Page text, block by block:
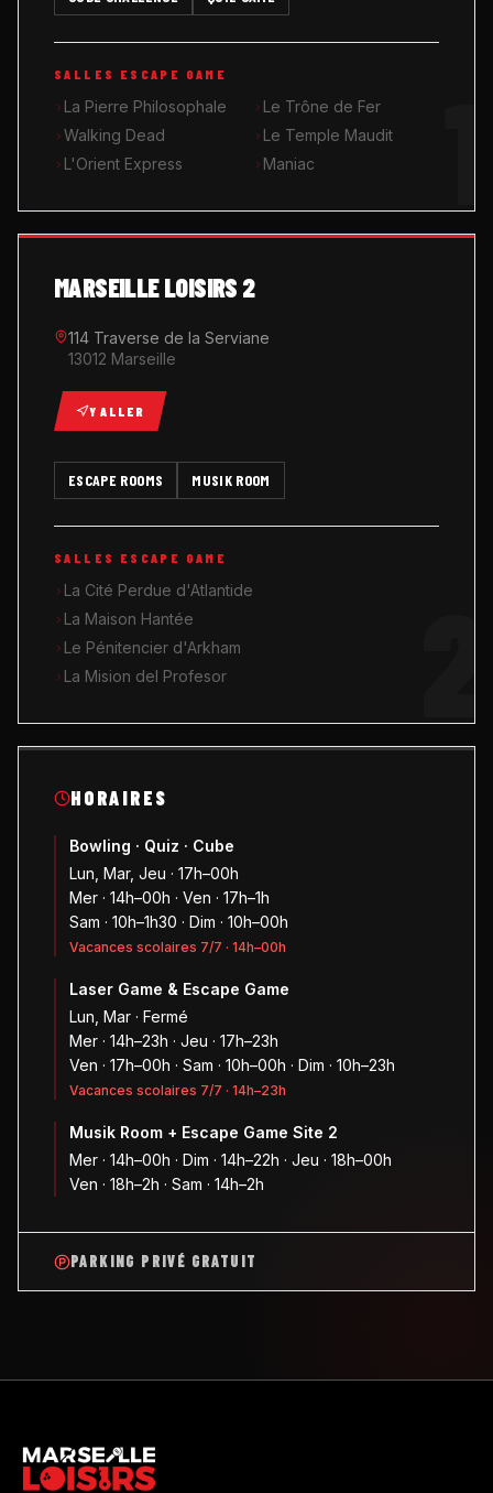
MUSIK ROOM KARAOKÉ
QUIZ GAME
SALLES ESCAPE GAME
La Pierre Philosophale
Le Trône de Fer
Walking Dead
Le Temple Maudit
L'Orient Express
Maniac
HORAIRES
Bowling · Quiz · Cube
Lun, Mar, Jeu · 17h–00h
Mer · 14h–00h · Ven · 17h–1h
Sam · 10h–1h30 · Dim · 10h–00h
Vacances scolaires 7/7 · 14h–00h
Laser Game & Escape Game
Lun, Mar · Fermé
Mer · 14h–23h · Jeu · 17h–23h
Ven · 17h–00h · Sam · 10h–00h · Dim · 10h–23h
Vacances scolaires 7/7 · 14h–23h
Musik Room + Escape Game Site 2
Mer · 14h–00h · Dim · 14h–22h · Jeu · 18h–00h
Ven · 18h–2h · Sam · 14h–2h
PARKING PRIVÉ GRATUIT
MARSEILLE LOISIRS 2
114 Traverse de la Serviane
13012 Marseille
Y ALLER
ESCAPE ROOMS MUSIK ROOM
SALLES ESCAPE GAME
La Cité Perdue d'Atlantide
La Maison Hantée
Le Pénitencier d'Arkham
La Mision del Profesor